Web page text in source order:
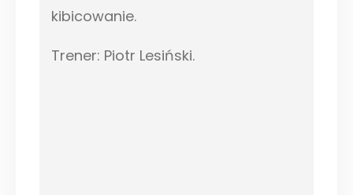
kibicowanie.
Trener: Piotr Lesiński.